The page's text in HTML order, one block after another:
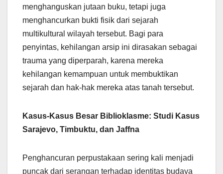
menghanguskan jutaan buku, tetapi juga
menghancurkan bukti fisik dari sejarah
multikultural wilayah tersebut. Bagi para
penyintas, kehilangan arsip ini dirasakan sebagai
trauma yang diperparah, karena mereka
kehilangan kemampuan untuk membuktikan
sejarah dan hak-hak mereka atas tanah tersebut.
Kasus-Kasus Besar Biblioklasme: Studi Kasus
Sarajevo, Timbuktu, dan Jaffna
Penghancuran perpustakaan sering kali menjadi
puncak dari serangan terhadap identitas budaya